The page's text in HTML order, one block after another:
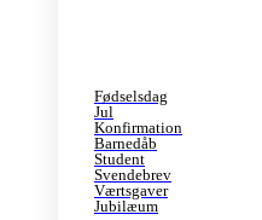
Fødselsdag
Jul
Konfirmation
Barnedåb
Student
Svendebrev
Værtsgaver
Jubilæum